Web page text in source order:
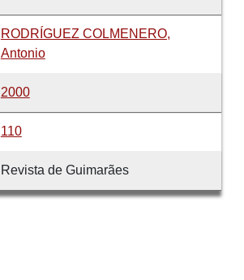
RODRÍGUEZ COLMENERO,
Antonio
2000
110
Revista de Guimarães